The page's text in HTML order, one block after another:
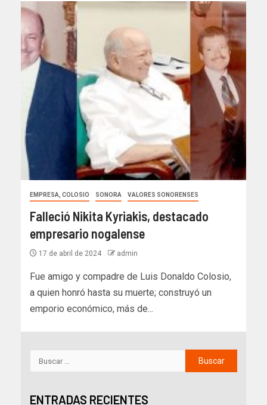
EMPRESA, COLOSIO SONORA VALORES SONORENSES
Falleció Nikita Kyriakis, destacado
empresario nogalense
17 de abril de 2024 admin
Fue amigo y compadre de Luis Donaldo Colosio,
a quien honró hasta su muerte; construyó un
emporio económico, más de...
ENTRADAS RECIENTES